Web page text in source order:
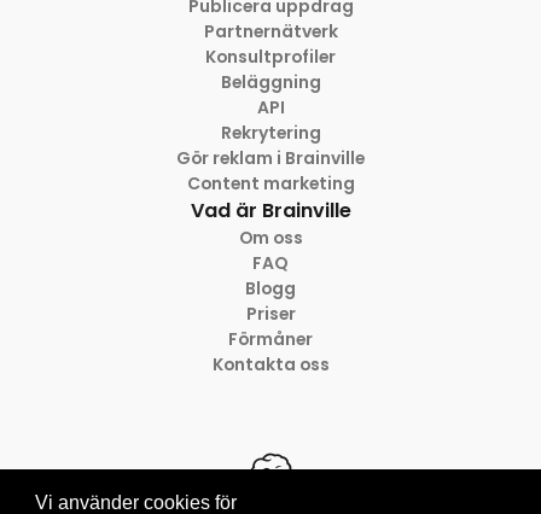
Publicera uppdrag
Partnernätverk
Konsultprofiler
Beläggning
API
Rekrytering
Gör reklam i Brainville
Content marketing
Vad är Brainville
Om oss
FAQ
Blogg
Priser
Förmåner
Kontakta oss
Vi använder cookies för